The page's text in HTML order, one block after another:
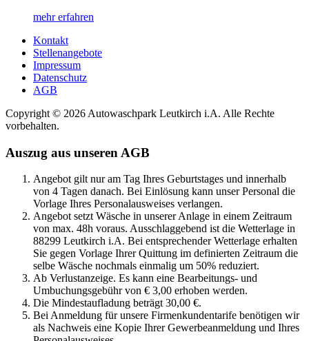
mehr erfahren
Kontakt
Stellenangebote
Impressum
Datenschutz
AGB
Copyright © 2026 Autowaschpark Leutkirch i.A. Alle Rechte
vorbehalten.
Auszug aus unseren AGB
Angebot gilt nur am Tag Ihres Geburtstages und innerhalb
von 4 Tagen danach. Bei Einlösung kann unser Personal die
Vorlage Ihres Personalausweises verlangen.
Angebot setzt Wäsche in unserer Anlage in einem Zeitraum
von max. 48h voraus. Ausschlaggebend ist die Wetterlage in
88299 Leutkirch i.A. Bei entsprechender Wetterlage erhalten
Sie gegen Vorlage Ihrer Quittung im definierten Zeitraum die
selbe Wäsche nochmals einmalig um 50% reduziert.
Ab Verlustanzeige. Es kann eine Bearbeitungs- und
Umbuchungsgebühr von € 3,00 erhoben werden.
Die Mindestaufladung beträgt 30,00 €.
Bei Anmeldung für unsere Firmenkundentarife benötigen wir
als Nachweis eine Kopie Ihrer Gewerbeanmeldung und Ihres